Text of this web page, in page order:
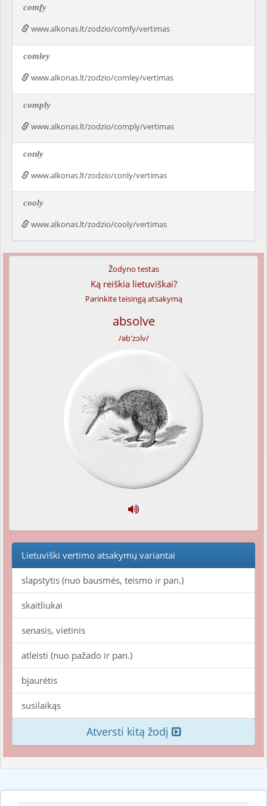
comfy
www.alkonas.lt/zodzio/comfy/vertimas
comley
www.alkonas.lt/zodzio/comley/vertimas
comply
www.alkonas.lt/zodzio/comply/vertimas
conly
www.alkonas.lt/zodzio/conly/vertimas
cooly
www.alkonas.lt/zodzio/cooly/vertimas
Žodyno testas
Ką reiškia lietuviškai?
Parinkite teisingą atsakymą
absolve
/əb'zɔlv/
Lietuviški vertimo atsakymų variantai
slapstytis (nuo bausmės, teismo ir pan.)
skaitliukai
senasis, vietinis
atleisti (nuo pažado ir pan.)
bjaurėtis
susilaikąs
Atversti kitą žodį